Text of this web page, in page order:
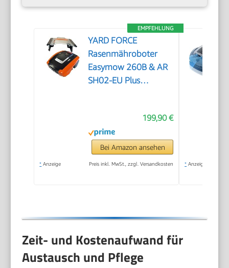
EMPFEHLUNG
YARD FORCE
Rasenmähroboter
Easymow 260B & AR
SH02-EU Plus
199,90 €
Bei Amazon ansehen
* Anzeige Preis inkl. MwSt., zzgl. Versandkosten * Anzeige
Zeit- und Kostenaufwand für
Austausch und Pflege